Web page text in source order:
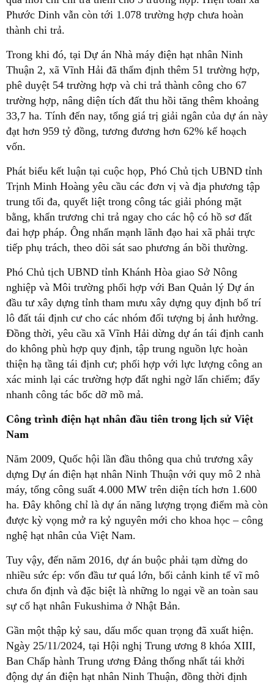
Phước Dinh vẫn còn tới 1.078 trường hợp chưa hoàn
thành chi trả.
Trong khi đó, tại Dự án Nhà máy điện hạt nhân Ninh
Thuận 2, xã Vĩnh Hải đã thẩm định thêm 51 trường hợp,
phê duyệt 54 trường hợp và chi trả thành công cho 67
trường hợp, nâng diện tích đất thu hồi tăng thêm khoảng
33,7 ha. Tính đến nay, tổng giá trị giải ngân của dự án này
đạt hơn 959 tỷ đồng, tương đương hơn 62% kế hoạch
vốn.
Phát biểu kết luận tại cuộc họp, Phó Chủ tịch UBND tỉnh
Trịnh Minh Hoàng yêu cầu các đơn vị và địa phương tập
trung tối đa, quyết liệt trong công tác giải phóng mặt
bằng, khẩn trương chi trả ngay cho các hộ có hồ sơ đất
đai hợp pháp. Ông nhấn mạnh lãnh đạo hai xã phải trực
tiếp phụ trách, theo dõi sát sao phương án bồi thường.
Phó Chủ tịch UBND tỉnh Khánh Hòa giao Sở Nông
nghiệp và Môi trường phối hợp với Ban Quản lý Dự án
đầu tư xây dựng tỉnh tham mưu xây dựng quy định bố trí
lô đất tái định cư cho các nhóm đối tượng bị ảnh hưởng.
Đồng thời, yêu cầu xã Vĩnh Hải dừng dự án tái định canh
do không phù hợp quy định, tập trung nguồn lực hoàn
thiện hạ tầng tái định cư; phối hợp với lực lượng công an
xác minh lại các trường hợp đất nghi ngờ lấn chiếm; đẩy
nhanh công tác bốc dỡ mồ mả.
Công trình điện hạt nhân đầu tiên trong lịch sử Việt
Nam
Năm 2009, Quốc hội lần đầu thông qua chủ trương xây
dựng Dự án điện hạt nhân Ninh Thuận với quy mô 2 nhà
máy, tổng công suất 4.000 MW trên diện tích hơn 1.600
ha. Đây không chỉ là dự án năng lượng trọng điểm mà còn
được kỳ vọng mở ra kỷ nguyên mới cho khoa học – công
nghệ hạt nhân của Việt Nam.
Tuy vậy, đến năm 2016, dự án buộc phải tạm dừng do
nhiều sức ép: vốn đầu tư quá lớn, bối cảnh kinh tế vĩ mô
chưa ổn định và đặc biệt là những lo ngại về an toàn sau
sự cố hạt nhân Fukushima ở Nhật Bản.
Gần một thập kỷ sau, dấu mốc quan trọng đã xuất hiện.
Ngày 25/11/2024, tại Hội nghị Trung ương 8 khóa XIII,
Ban Chấp hành Trung ương Đảng thống nhất tái khởi
động dự án điện hạt nhân Ninh Thuận, đồng thời định